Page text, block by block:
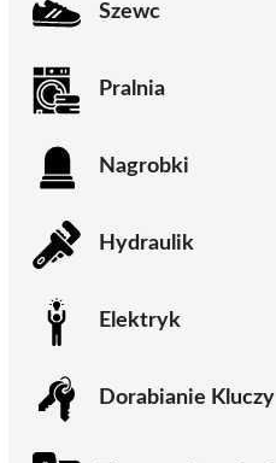
Szewc
Pralnia
Nagrobki
Hydraulik
Elektryk
Dorabianie Kluczy